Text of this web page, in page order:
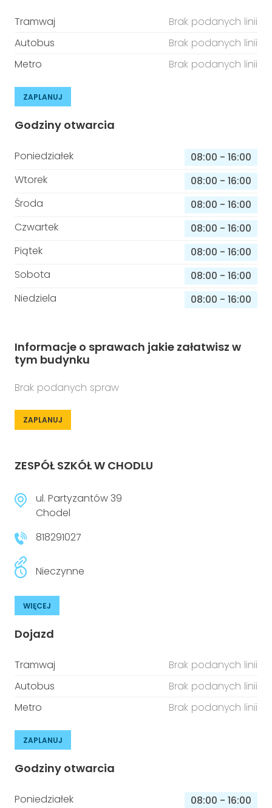
Tramwaj
Brak podanych linii
Autobus
Brak podanych linii
Metro
Brak podanych linii
ZAPLANUJ
Godziny otwarcia
Poniedziałek 08:00 - 16:00
Wtorek
08:00 - 16:00
Środa
08:00 - 16:00
Czwartek
08:00 - 16:00
Piątek
08:00 - 16:00
Sobota
08:00 - 16:00
Niedziela
08:00 - 16:00
Informacje o sprawach jakie załatwisz w
tym budynku
Brak podanych spraw
ZAPLANUJ
ZESPÓŁ SZKÓŁ W CHODLU
ul. Partyzantów 39
Chodel
818291027
Nieczynne
WIĘCEJ
Dojazd
Tramwaj
Brak podanych linii
Autobus
Brak podanych linii
Metro
Brak podanych linii
ZAPLANUJ
Godziny otwarcia
Poniedziałek 08:00 - 16:00